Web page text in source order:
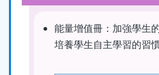
能量增值冊：加強學生
培養學生自主學習的習